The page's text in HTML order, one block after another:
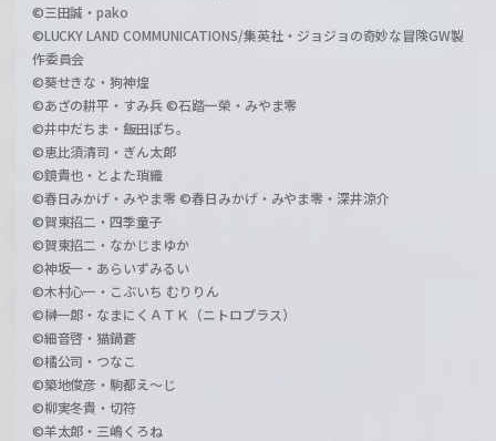
©三田誠・pako
©LUCKY LAND COMMUNICATIONS/集英社・ジョジョの奇妙な冒険GW製
作委員会
©葵せきな・狗神煌
©あざの耕平・すみ兵 ©石踏一榮・みやま零
©井中だちま・飯田ぽち。
©恵比須清司・ぎん太郎
©鏡貴也・とよた瑣織
©春日みかげ・みやま零 ©春日みかげ・みやま零・深井涼介
©賀東招二・四季童子
©賀東招二・なかじまゆか
©神坂一・あらいずみるい
©木村心一・こぶいち むりりん
©榊一郎・なまにくＡＴＫ（ニトロプラス）
©細音啓・猫鍋蒼
©橘公司・つなこ
©築地俊彦・駒都え～じ
©柳実冬貴・切符
©羊太郎・三嶋くろね